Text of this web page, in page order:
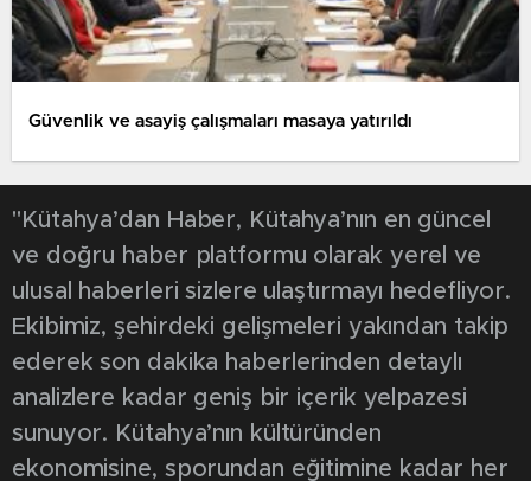
Güvenlik ve asayiş çalışmaları masaya yatırıldı
"Kütahya’dan Haber, Kütahya’nın en güncel
ve doğru haber platformu olarak yerel ve
ulusal haberleri sizlere ulaştırmayı hedefliyor.
Ekibimiz, şehirdeki gelişmeleri yakından takip
ederek son dakika haberlerinden detaylı
analizlere kadar geniş bir içerik yelpazesi
sunuyor. Kütahya’nın kültüründen
ekonomisine, sporundan eğitimine kadar her